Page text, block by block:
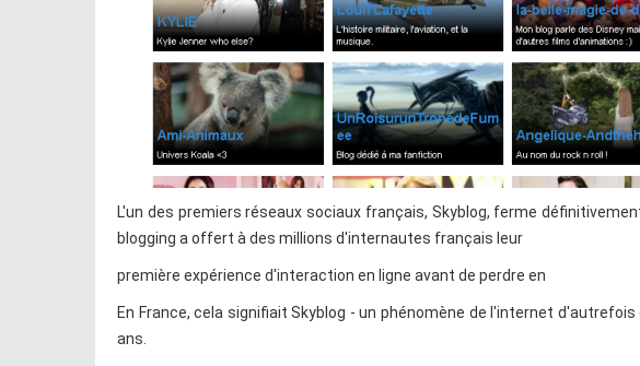
L'un des premiers réseaux sociaux français, Skyblog, ferme
blogging a offert à des millions d'internautes français leur
première expérience d'interaction en ligne avant de perdre en
En France, cela signifiait Skyblog - un phénomène de l'internet
ans.